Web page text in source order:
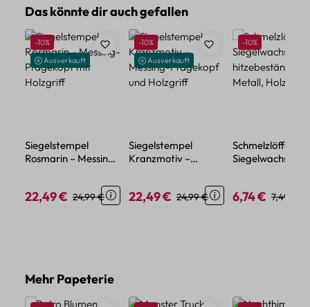
Produktgalerie überspringen
Das könnte dir auch gefallen
Rabatt
-10%
Ausverkauft
Siegelstempel
Rosmarin – Messing-
Verkaufspreis:
22,49 € Regulärer Preis:
24,99 €
Rabatt
-10%
Ausverkauft
Siegelstempel
Kranzmotiv –
Verkaufspreis:
22,49 € Regulärer Preis:
24,99 €
Rabatt
-10%
Schmelzlöffel für
Siegelwachs –
Verkaufspreis:
6,74 € 7,49 €
Produktgalerie überspringen
Mehr Papeterie